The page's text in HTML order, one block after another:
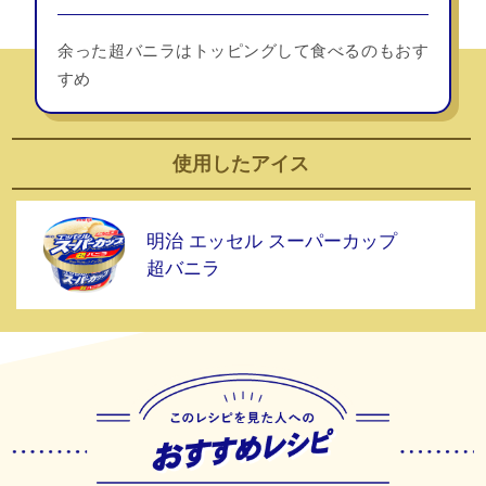
余った超バニラはトッピングして食べるのもおす
すめ
使用したアイス
明治 エッセル スーパーカップ
超バニラ